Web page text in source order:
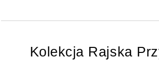
Kolekcja Rajska